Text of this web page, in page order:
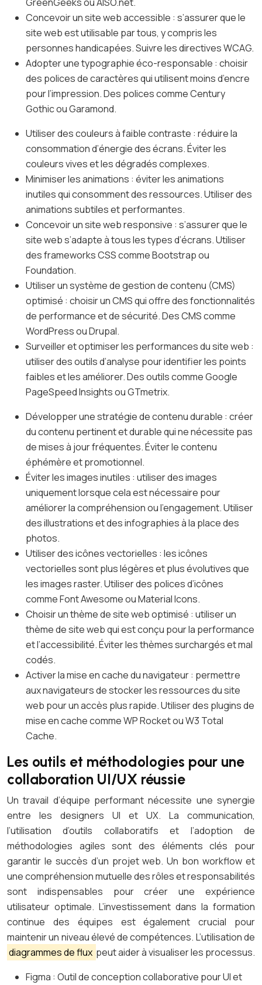
Concevoir un site web accessible : s’assurer que le
site web est utilisable par tous, y compris les
personnes handicapées. Suivre les directives WCAG.
Adopter une typographie éco-responsable : choisir
des polices de caractères qui utilisent moins d’encre
pour l’impression. Des polices comme Century
Gothic ou Garamond.
Utiliser des couleurs à faible contraste : réduire la
consommation d’énergie des écrans. Éviter les
couleurs vives et les dégradés complexes.
Minimiser les animations : éviter les animations
inutiles qui consomment des ressources. Utiliser des
animations subtiles et performantes.
Concevoir un site web responsive : s’assurer que le
site web s’adapte à tous les types d’écrans. Utiliser
des frameworks CSS comme Bootstrap ou
Foundation.
Utiliser un système de gestion de contenu (CMS)
optimisé : choisir un CMS qui offre des fonctionnalités
de performance et de sécurité. Des CMS comme
WordPress ou Drupal.
Surveiller et optimiser les performances du site web :
utiliser des outils d’analyse pour identifier les points
faibles et les améliorer. Des outils comme Google
PageSpeed Insights ou GTmetrix.
Développer une stratégie de contenu durable : créer
du contenu pertinent et durable qui ne nécessite pas
de mises à jour fréquentes. Éviter le contenu
éphémère et promotionnel.
Éviter les images inutiles : utiliser des images
uniquement lorsque cela est nécessaire pour
améliorer la compréhension ou l’engagement. Utiliser
des illustrations et des infographies à la place des
photos.
Utiliser des icônes vectorielles : les icônes
vectorielles sont plus légères et plus évolutives que
les images raster. Utiliser des polices d’icônes
comme Font Awesome ou Material Icons.
Choisir un thème de site web optimisé : utiliser un
thème de site web qui est conçu pour la performance
et l’accessibilité. Éviter les thèmes surchargés et mal
codés.
Activer la mise en cache du navigateur : permettre
aux navigateurs de stocker les ressources du site
web pour un accès plus rapide. Utiliser des plugins de
mise en cache comme WP Rocket ou W3 Total
Cache.
Les outils et méthodologies pour une
collaboration UI/UX réussie
Un travail d’équipe performant nécessite une synergie
entre les designers UI et UX. La communication,
l’utilisation d’outils collaboratifs et l’adoption de
méthodologies agiles sont des éléments clés pour
garantir le succès d’un projet web. Un bon workflow et
une compréhension mutuelle des rôles et responsabilités
sont indispensables pour créer une expérience
utilisateur optimale. L’investissement dans la formation
continue des équipes est également crucial pour
maintenir un niveau élevé de compétences. L’utilisation de
diagrammes de flux peut aider à visualiser les processus.
Figma : Outil de conception collaborative pour UI et